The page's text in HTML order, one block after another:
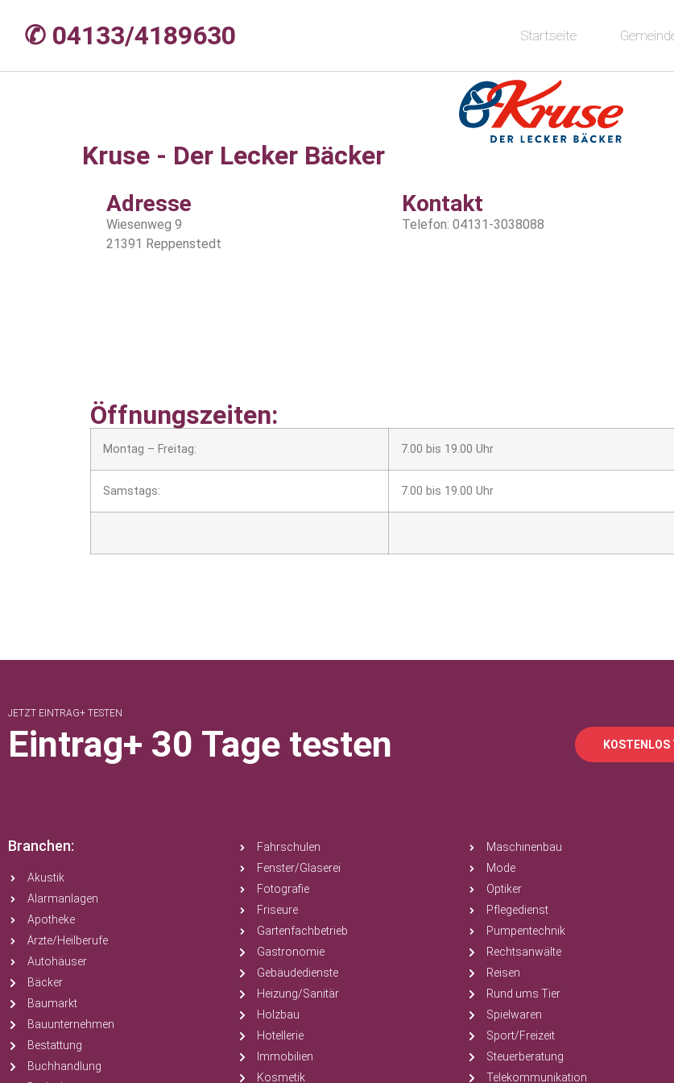
✆ 04133/4189630 Startseite
Kruse - Der Lecker Bäcker
Adresse
Wiesenweg 9
21391 Reppenstedt
Kontakt
Telefon: 04131-3038088
Öffnungszeiten:
Montag – Freitag: 7.00 bis 19.00 Uhr
Samstags: 7.00 bis 19.00 Uhr
JETZT EINTRAG+ TESTEN
Eintrag+ 30 Tage testen KOSTENLOS
Branchen:
Akustik
Alarmanlagen
Apotheke
Ärzte/Heilberufe
Autohäuser
Bäcker
Baumarkt
Bauunternehmen
Bestattung
Buchhandlung
Fahrschulen
Fenster/Glaserei
Fotografie
Friseure
Gartenfachbetrieb
Gastronomie
Gebäudedienste
Heizung/Sanitär
Holzbau
Hotellerie
Immobilien
Kosmetik
Maschinenbau
Mode
Optiker
Pflegedienst
Pumpentechnik
Rechtsanwälte
Reisen
Rund ums Tier
Spielwaren
Sport/Freizeit
Steuerberatung
Telekommunikation